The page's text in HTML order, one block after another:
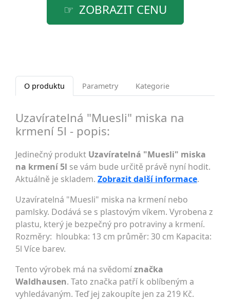
ZOBRAZIT CENU
O produktu Parametry Kategorie
Uzavíratelná "Muesli" miska na
krmení 5l - popis:
Jedinečný produkt Uzavíratelná "Muesli" miska
na krmení 5l se vám bude určitě právě nyní hodit.
Aktuálně je skladem. Zobrazit další informace.
Uzavíratelná "Muesli" miska na krmení nebo
pamlsky. Dodává se s plastovým víkem. Vyrobena z
plastu, který je bezpečný pro potraviny a krmení.
Rozměry: hloubka: 13 cm průměr: 30 cm Kapacita:
5l Více barev.
Tento výrobek má na svědomíznačka
Waldhausen. Tato značka patří k oblíbeným a
vyhledávaným. Teď jej zakoupíte jen za 219 Kč.